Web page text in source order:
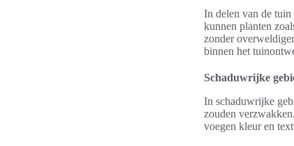
In delen van de
kunnen planten
zonder
binnen het
Schaduwrijke
In schaduwrijke
zouden
voegen kleur en